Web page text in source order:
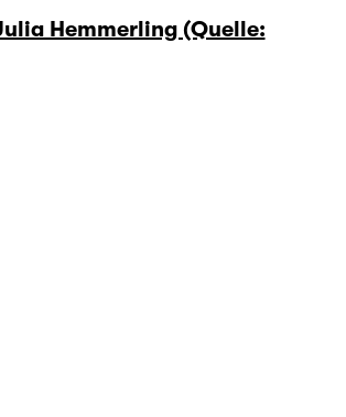
Hemmerling (Quelle: